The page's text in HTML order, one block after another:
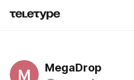
M
MegaDrop